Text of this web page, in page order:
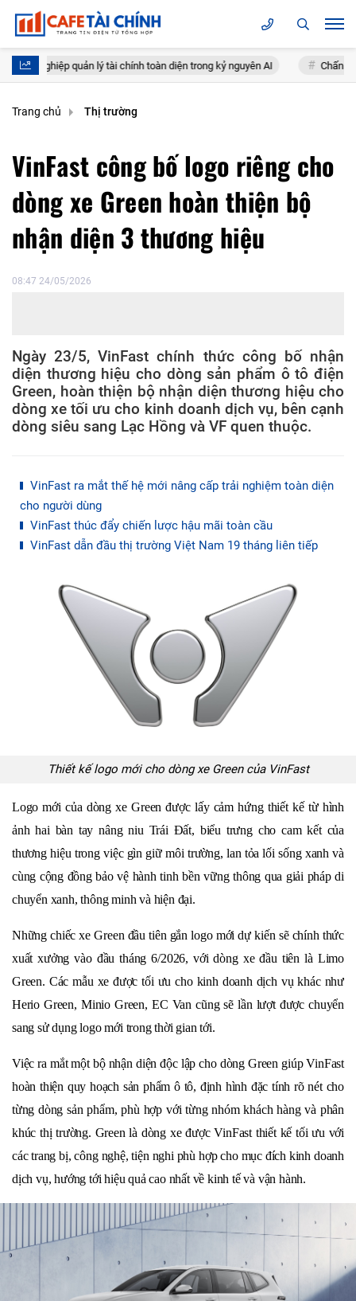
quản lý tài chính toàn diện trong kỷ nguyên AI Chấn chỉnh hoạt
Trang chủ Thị trường
VinFast công bố logo riêng cho
dòng xe Green hoàn thiện bộ
nhận diện 3 thương hiệu
08:47 24/05/2026
Ngày 23/5, VinFast chính thức công bố nhận
diện thương hiệu cho dòng sản phẩm ô tô điện
Green, hoàn thiện bộ nhận diện thương hiệu cho
dòng xe tối ưu cho kinh doanh dịch vụ, bên cạnh
dòng siêu sang Lạc Hồng và VF quen thuộc.
VinFast ra mắt thế hệ mới nâng cấp trải nghiệm toàn diện
cho người dùng
VinFast thúc đẩy chiến lược hậu mãi toàn cầu
VinFast dẫn đầu thị trường Việt Nam 19 tháng liên tiếp
Thiết kế logo mới cho dòng xe Green của VinFast
Logo mới của dòng xe Green được lấy cảm hứng thiết kế từ hình
ảnh hai bàn tay nâng niu Trái Đất, biểu trưng cho cam kết của
thương hiệu trong việc gìn giữ môi trường, lan tỏa lối sống xanh và
cùng cộng đồng bảo vệ hành tinh bền vững thông qua giải pháp di
chuyển xanh, thông minh và hiện đại.
Những chiếc xe Green đầu tiên gắn logo mới dự kiến sẽ chính thức
xuất xưởng vào đầu tháng 6/2026, với dòng xe đầu tiên là Limo
Green. Các mẫu xe được tối ưu cho kinh doanh dịch vụ khác như
Herio Green, Minio Green, EC Van cũng sẽ lần lượt được chuyển
sang sử dụng logo mới trong thời gian tới.
Việc ra mắt một bộ nhận diện độc lập cho dòng Green giúp VinFast
hoàn thiện quy hoạch sản phẩm ô tô, định hình đặc tính rõ nét cho
từng dòng sản phẩm, phù hợp với từng nhóm khách hàng và phân
khúc thị trường. Green là dòng xe được VinFast thiết kế tối ưu với
các trang bị, công nghệ, tiện nghi phù hợp cho mục đích kinh doanh
dịch vụ, hướng tới hiệu quả cao nhất về kinh tế và vận hành.